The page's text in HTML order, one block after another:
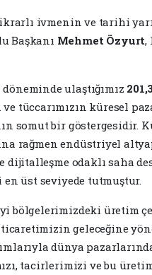
ivmenin ve tarihi
Başkanı Mehmet Özyurt,
ulaştığımız
tüccarımızın küresel
somut bir
rağmen endüstriyel
dijitalleşme odaklı saha
üst seviyede tutmuştur.
bölgelerimizdeki üretim
ticaretimizin geleceğine
dünya
tacirlerimizi ve bu